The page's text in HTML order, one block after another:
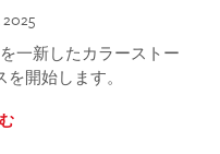
一新したカラーストー
開始します。